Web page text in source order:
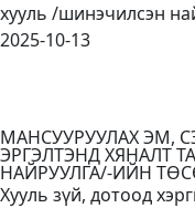
хууль /шинэчилсэн
2025-10-13
МАНСУУРУУЛАХ ЭМ,
ЭРГЭЛТЭНД ХЯНАЛТ
НАЙРУУЛГА/-ИЙН
Хууль зүй, дотоод